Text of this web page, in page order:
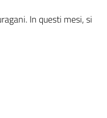
In questi mesi, si